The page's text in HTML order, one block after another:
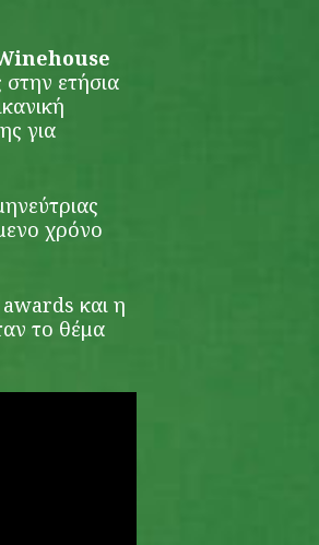
ετήσια
για
χρόνο
και η
το θέμα